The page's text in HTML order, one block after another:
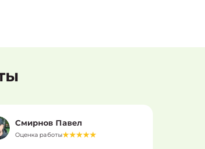
Смирнов Павел
Оценка работы